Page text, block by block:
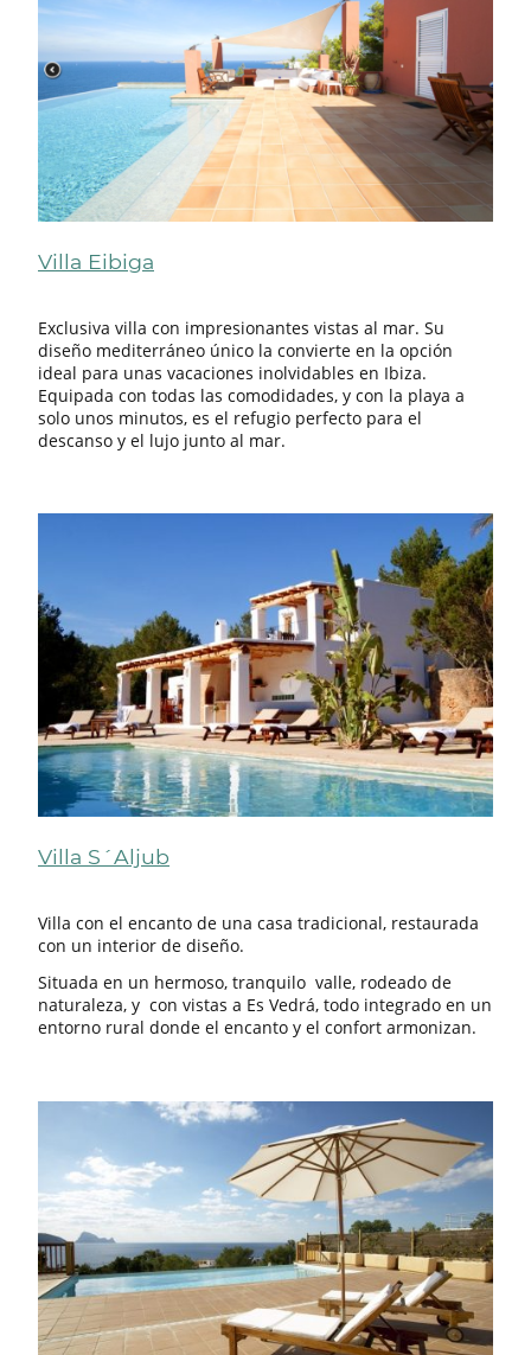
Villa Eibiga
Exclusiva villa con impresionantes vistas al mar. Su
diseño mediterráneo único la convierte en la opción
ideal para unas vacaciones inolvidables en Ibiza.
Equipada con todas las comodidades, y con la playa a
solo unos minutos, es el refugio perfecto para el
descanso y el lujo junto al mar.
Villa S´Aljub
Villa con el encanto de una casa tradicional, restaurada
con un interior de diseño.
Situada en un hermoso, tranquilo valle, rodeado de
naturaleza, y con vistas a Es Vedrá, todo integrado en un
entorno rural donde el encanto y el confort armonizan.